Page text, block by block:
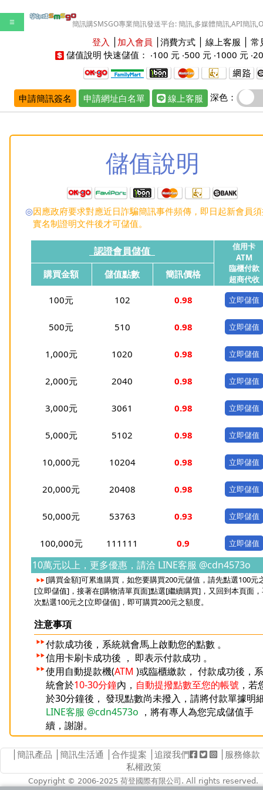
☰ 簡訊購SMSGO專業簡訊發送平台: 簡訊,多媒體簡訊,API簡訊
登入 加入會員 消費方式 線上客服
常
儲值說明 快速儲值： ‧100 元 ‧500 元 ‧1000 元 ‧
申請簡訊簽名 申請網址白名單 線上客服 深色：
儲值說明
◎因應政府要求對應近日詐騙簡訊事件頻傳，即日起新會員
實名制證明文件後才可儲值。
認證會員儲值
信用卡
ATM
臨櫃付款
超商代收
購買金額 儲值點數 簡訊價格
100元 102 0.98
500元 510 0.98
1,000元 1020 0.98
2,000元 2040 0.98
3,000元 3061 0.98
5,000元 5102 0.98
10,000元 10204 0.98
20,000元 20408 0.98
50,000元 53763 0.93
100,000元 111111 0.9
10萬元以上，更多優惠，請洽 LINE客服 @cdn4573o
[購買金額]可累進購買，如您要購買200元儲值，請先點選100元
[立即儲值]，接著在[購物清單頁面]點選[繼續購買]，又回到本頁面
次點選100元之[立即儲值]，即可購買200元之額度。
注意事項
付款成功後，系統就會馬上啟動您的點數 。
信用卡刷卡成功後 ， 即表示付款成功 。
使用自動提款機(ATM )或臨櫃繳款， 付款成功後，系
統會於10-30分鐘內， 自動提撥點數至您的帳號 ，若
於30分鐘後， 發現點數尚未撥入，請將付款單據明
LINE客服 @cdn4573o ，將有專人為您完成儲值手
續，謝謝。
簡訊產品 簡訊生活通 合作提案 │追蹤我們 │ 服務條款
私權政策
Copyright © 2006-2025 荷登國際有限公司 . All rights reserved.